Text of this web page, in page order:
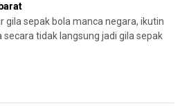
gila sepak bola manca negara, ikutin
secara tidak langsung jadi gila sepak